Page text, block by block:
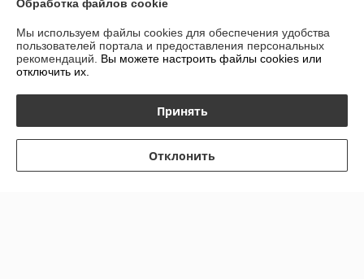
Доставка и оплата
График работы
Политика обработки cookies
Обработка файлов cookie
Мы используем файлы cookies для обеспечения удобства
пользователей портала и предоставления персональных
рекомендаций. Вы можете настроить файлы cookies или
отключить их.
Принять
Отклонить